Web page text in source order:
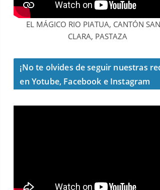
EL MÁGICO RIO PIATUA, CANTÓN
CLARA, PASTAZA
¡No te olvides de seguir nuestras
en Yotube, Facebook e Instagram